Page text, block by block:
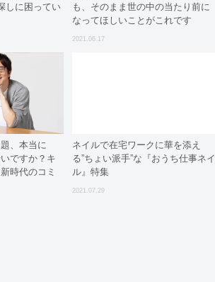
しに困ってい
も、そのまま世の中の当たり前に
なってほしいことがこれです
2021.06.17
、本当に
ですか？キ
時代のコミ
ネイルで在宅ワークに華を添え
る”ちょい派手”な『おうち仕事ネイ
ル』特集
2021.07.29